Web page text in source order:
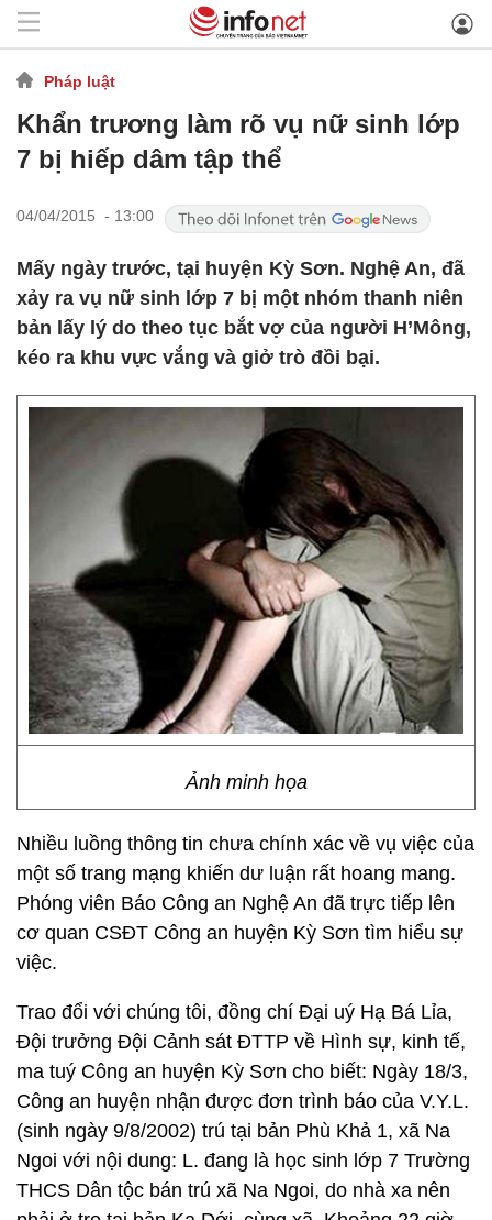
Pháp luật
Khẩn trương làm rõ vụ nữ sinh lớp
7 bị hiếp dâm tập thể
04/04/2015 - 13:00
Mấy ngày trước, tại huyện Kỳ Sơn. Nghệ An, đã
xảy ra vụ nữ sinh lớp 7 bị một nhóm thanh niên
bản lấy lý do theo tục bắt vợ của người H’Mông,
kéo ra khu vực vắng và giở trò đồi bại.
Ảnh minh họa
Nhiều luồng thông tin chưa chính xác về vụ việc của
một số trang mạng khiến dư luận rất hoang mang.
Phóng viên Báo Công an Nghệ An đã trực tiếp lên
cơ quan CSĐT Công an huyện Kỳ Sơn tìm hiểu sự
việc.
Trao đổi với chúng tôi, đồng chí Đại uý Hạ Bá Lỉa,
Đội trưởng Đội Cảnh sát ĐTTP về Hình sự, kinh tế,
ma tuý Công an huyện Kỳ Sơn cho biết: Ngày 18/3,
Công an huyện nhận được đơn trình báo của V.Y.L.
(sinh ngày 9/8/2002) trú tại bản Phù Khả 1, xã Na
Ngoi với nội dung: L. đang là học sinh lớp 7 Trường
THCS Dân tộc bán trú xã Na Ngoi, do nhà xa nên